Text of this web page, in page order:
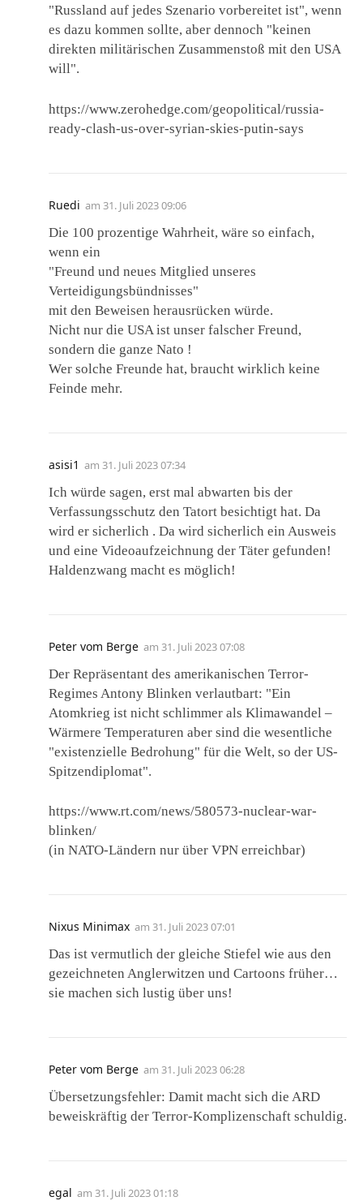
"Russland auf jedes Szenario vorbereitet ist", wenn
es dazu kommen sollte, aber dennoch "keinen
direkten militärischen Zusammenstoß mit den USA
will".
https://www.zerohedge.com/geopolitical/russia-
ready-clash-us-over-syrian-skies-putin-says
Ruedi am 31. Juli 2023 09:06
Die 100 prozentige Wahrheit, wäre so einfach,
wenn ein
"Freund und neues Mitglied unseres
Verteidigungsbündnisses"
mit den Beweisen herausrücken würde.
Nicht nur die USA ist unser falscher Freund,
sondern die ganze Nato !
Wer solche Freunde hat, braucht wirklich keine
Feinde mehr.
asisi1 am 31. Juli 2023 07:34
Ich würde sagen, erst mal abwarten bis der
Verfassungsschutz den Tatort besichtigt hat. Da
wird er sicherlich . Da wird sicherlich ein Ausweis
und eine Videoaufzeichnung der Täter gefunden!
Haldenzwang macht es möglich!
Peter vom Berge am 31. Juli 2023 07:08
Der Repräsentant des amerikanischen Terror-
Regimes Antony Blinken verlautbart: "Ein
Atomkrieg ist nicht schlimmer als Klimawandel –
Wärmere Temperaturen aber sind die wesentliche
"existenzielle Bedrohung" für die Welt, so der US-
Spitzendiplomat".
https://www.rt.com/news/580573-nuclear-war-
blinken/
(in NATO-Ländern nur über VPN erreichbar)
Nixus Minimax am 31. Juli 2023 07:01
Das ist vermutlich der gleiche Stiefel wie aus den
gezeichneten Anglerwitzen und Cartoons früher…
sie machen sich lustig über uns!
Peter vom Berge am 31. Juli 2023 06:28
Übersetzungsfehler: Damit macht sich die ARD
beweiskräftig der Terror-Komplizenschaft schuldig.
egal am 31. Juli 2023 01:18